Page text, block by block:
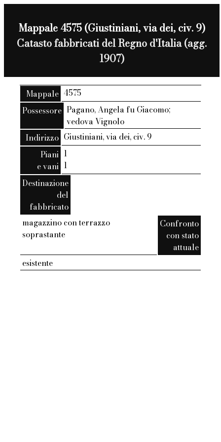
Mappale 4575 (Giustiniani, via dei, civ. 9)
Catasto fabbricati del Regno d'Italia (agg.
1907)
Mappale 4575
Possessore Pagano, Angela fu Giacomo;
vedova Vignolo
Indirizzo Giustiniani, via dei, civ. 9
Piani
e vani
1
1
Destinazione
del
fabbricato
magazzino con terrazzo
soprastante
Confronto
con stato
attuale
esistente